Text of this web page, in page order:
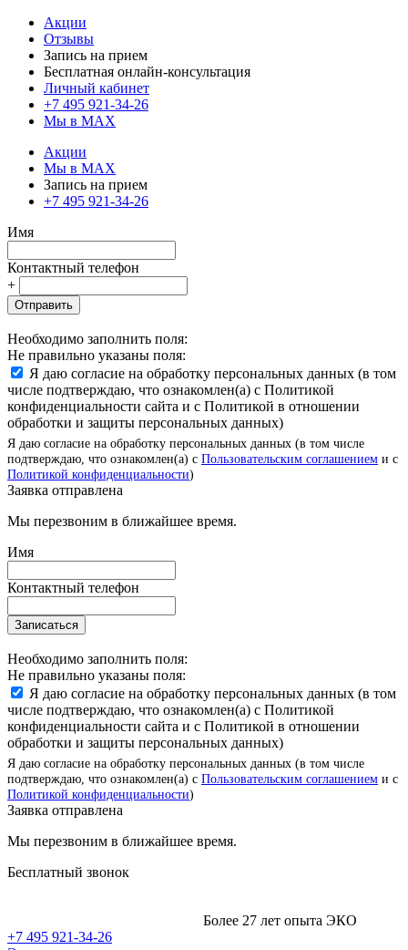
Акции
Отзывы
Запись на прием
Бесплатная онлайн-консультация
Личный кабинет
+7 495 921-34-26
Мы в MAX
Акции
Мы в MAX
Запись на прием
+7 495 921-34-26
Имя
Контактный телефон
+
Отправить
Необходимо заполнить поля:
Не правильно указаны поля:
Я даю согласие на обработку персональных данных (в том
числе подтверждаю, что ознакомлен(а) с Политикой
конфиденциальности сайта и с Политикой в отношении
обработки и защиты персональных данных)
Я даю согласие на обработку персональных данных (в том числе
подтверждаю, что ознакомлен(а) с Пользовательским соглашением и с
Политикой конфиденциальности)
Заявка отправлена
Мы перезвоним в ближайшее время.
Имя
Контактный телефон
Записаться
Необходимо заполнить поля:
Не правильно указаны поля:
Я даю согласие на обработку персональных данных (в том
числе подтверждаю, что ознакомлен(а) с Политикой
конфиденциальности сайта и с Политикой в отношении
обработки и защиты персональных данных)
Я даю согласие на обработку персональных данных (в том числе
подтверждаю, что ознакомлен(а) с Пользовательским соглашением и с
Политикой конфиденциальности)
Заявка отправлена
Мы перезвоним в ближайшее время.
Бесплатный звонок
Более 27 лет опыта ЭКО
+7 495 921-34-26